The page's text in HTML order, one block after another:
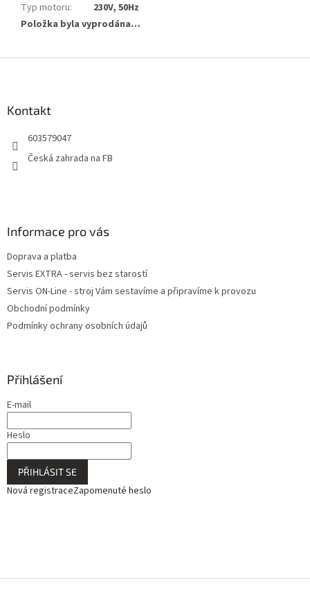
Typ motoru:
230V, 50Hz
Položka byla vyprodána…
Kontakt
603579047
Česká zahrada na FB
Informace pro vás
Doprava a platba
Servis EXTRA - servis bez starostí
Servis ON-Line - stroj Vám sestavíme a připravíme k provozu
Obchodní podmínky
Podmínky ochrany osobních údajů
Přihlášení
E-mail
Heslo
PŘIHLÁSIT SE
Nová registraceZapomenuté heslo